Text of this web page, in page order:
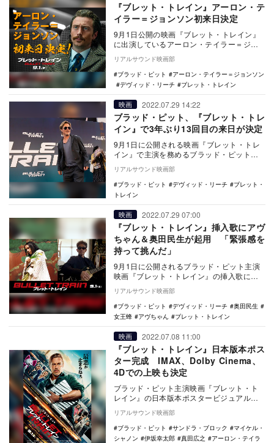
『ブレット・トレイン』アーロン・テ
イラー＝ジョンソン初来日決定
9月1日公開の映画『ブレット・トレイン』
に出演しているアーロン・テイラー＝ジョ
ンソンの初来日が決定した。 本作は、伊
坂幸太郎…
リアルサウンド映画部
ブラッド・ピット
アーロン・テイラー＝ジョンソン
デヴィッド・リーチ
ブレット・トレイン
映画 2022.07.29 14:22
ブラッド・ピット、『ブレット・トレ
イン』で3年ぶり13回目の来日が決定
9月1日に公開される映画『ブレット・トレ
イン』で主演を務めるブラッド・ピットと
監督のデヴィッド・リーチの来日が決定し
た。 本…
リアルサウンド映画部
ブラッド・ピット
デヴィッド・リーチ
ブレット・
トレイン
映画 2022.07.29 07:00
『ブレット・トレイン』挿入歌にアヴ
ちゃん＆奥田民生が起用 「緊張感を
持って挑んだ」
9月1日に公開されるブラッド・ピット主演
映画『ブレット・トレイン』の挿入歌に、
女王蜂のアヴちゃんと奥田民生の楽曲が起
用されている…
リアルサウンド映画部
ブラッド・ピット
デヴィッド・リーチ
奥田民生
女王蜂
アヴちゃん ブレット・トレイン
映画 2022.07.08 11:00
『ブレット・トレイン』日本版本ポス
ター完成 IMAX、Dolby Cinema、
4Dでの上映も決定
ブラッド・ピット主演映画『ブレット・ト
レイン』の日本版本ポスタービジュアルが
トセラ…
リアルサウンド映画部
ブラッド・ピット
サンドラ・ブロック
マイケル・
シャノン
伊坂幸太郎 真田広之
アーロン・テイラ